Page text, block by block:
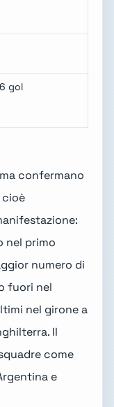
gol
confermano
cioè
nel primo
numero di
fuori nel
nel girone a
Il
come
e